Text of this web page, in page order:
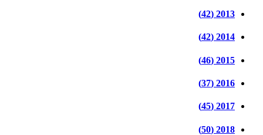
2013 (42)
2014 (42)
2015 (46)
2016 (37)
2017 (45)
2018 (50)